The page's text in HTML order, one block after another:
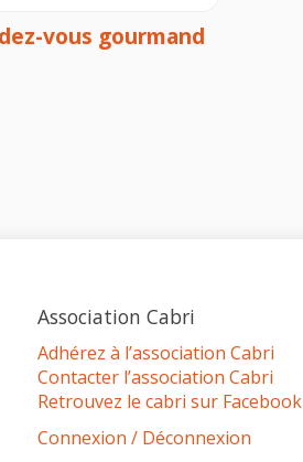
vous gourmand
Association Cabri
Adhérez à l’association Cabri
Contacter l’association Cabri
Retrouvez le cabri sur Facebook
Connexion / Déconnexion